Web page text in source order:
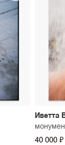
Иветта
40 000 ₽